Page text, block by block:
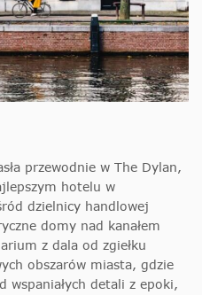
przewodnie w The Dylan,
hotelu w
dzielnicy handlowej
domy nad kanałem
z dala od zgiełku
obszarów miasta, gdzie
wspaniałych detali z epoki,